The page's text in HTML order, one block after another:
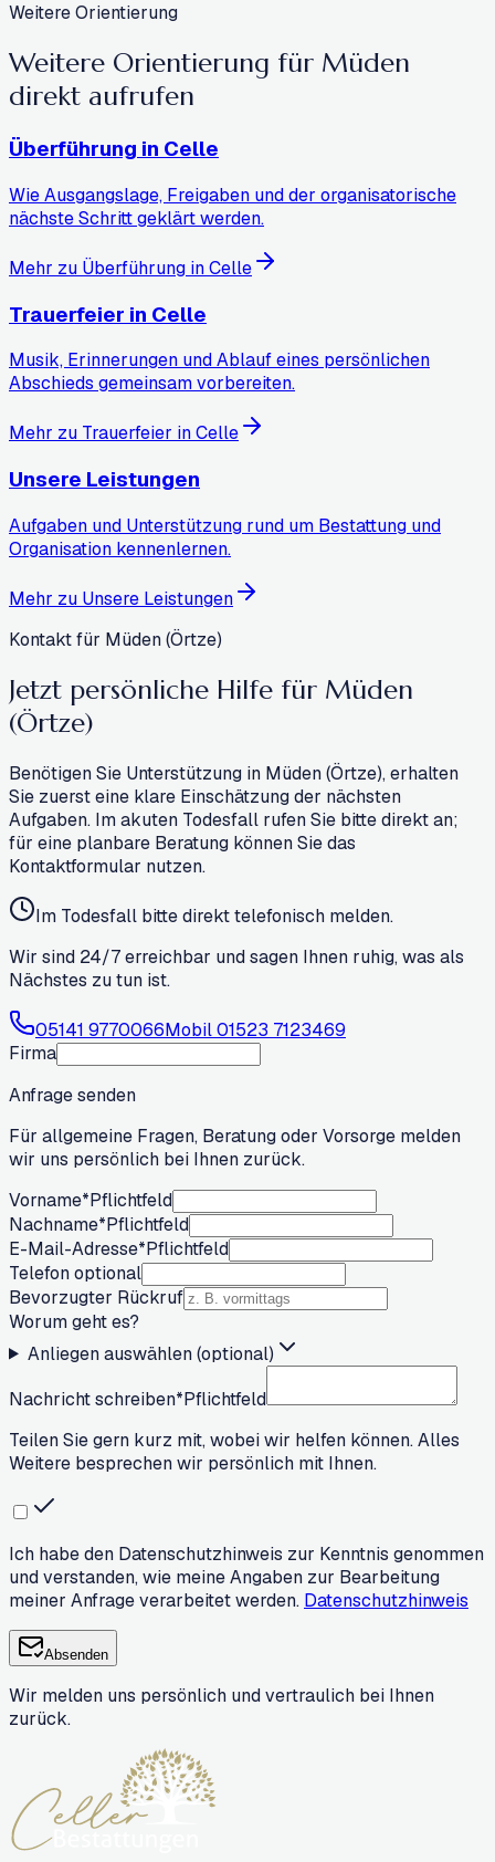
Weitere Orientierung
Weitere Orientierung für Müden
direkt aufrufen
Überführung in Celle
Wie Ausgangslage, Freigaben und der organisatorische
nächste Schritt geklärt werden.
Mehr zu Überführung in Celle
Trauerfeier in Celle
Musik, Erinnerungen und Ablauf eines persönlichen
Abschieds gemeinsam vorbereiten.
Mehr zu Trauerfeier in Celle
Unsere Leistungen
Aufgaben und Unterstützung rund um Bestattung und
Organisation kennenlernen.
Mehr zu Unsere Leistungen
Kontakt für Müden (Örtze)
Jetzt persönliche Hilfe für Müden
(Örtze)
Benötigen Sie Unterstützung in Müden (Örtze), erhalten
Sie zuerst eine klare Einschätzung der nächsten
Aufgaben. Im akuten Todesfall rufen Sie bitte direkt an;
für eine planbare Beratung können Sie das
Kontaktformular nutzen.
Im Todesfall bitte direkt telefonisch melden.
Wir sind 24/7 erreichbar und sagen Ihnen ruhig, was als
Nächstes zu tun ist.
05141 9770066Mobil01523 7123469
Firma
Anfrage senden
Für allgemeine Fragen, Beratung oder Vorsorge melden
wir uns persönlich bei Ihnen zurück.
Vorname*Pflichtfeld
Nachname*Pflichtfeld
E-Mail-Adresse*Pflichtfeld
Telefon optional
Bevorzugter Rückruf
Worum geht es?
Anliegen auswählen (optional)
Nachricht schreiben*Pflichtfeld
Teilen Sie gern kurz mit, wobei wir helfen können. Alles
Weitere besprechen wir persönlich mit Ihnen.
Ich habe den Datenschutzhinweis zur Kenntnis genommen
und verstanden, wie meine Angaben zur Bearbeitung
meiner Anfrage verarbeitet werden. Datenschutzhinweis
Absenden
Wir melden uns persönlich und vertraulich bei Ihnen
zurück.